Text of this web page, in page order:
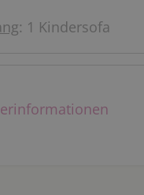
: 1 Kindersofa